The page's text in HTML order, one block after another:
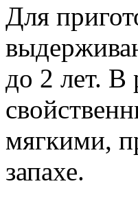
Для
до 2 лет. В
мягкими,
запахе.